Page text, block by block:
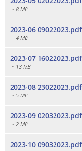
~ 8 MB
2023-06 09022023.pdf
~ 4 MB
2023-07 16022023.pdf
~ 13 MB
2023-08 23022023.pdf
~ 5 MB
2023-09 02032023.pdf
~ 2 MB
2023-10 09032023.pdf